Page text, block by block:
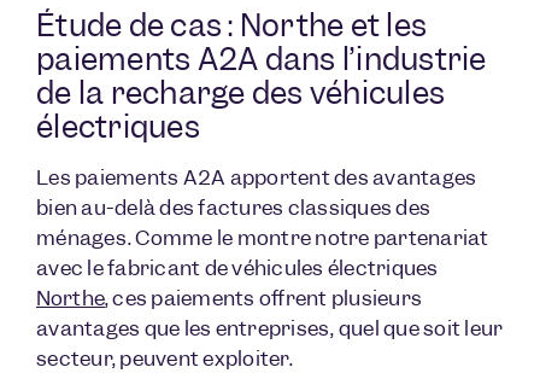
Étude de cas : Northe et les
paiements A2A dans l’industrie
de la recharge des véhicules
électriques
Les paiements A2A apportent des avantages
bien au-delà des factures classiques des
ménages. Comme le montre notre partenariat
avec le fabricant de véhicules électriques
Northe, ces paiements offrent plusieurs
avantages que les entreprises, quel que soit leur
secteur, peuvent exploiter.